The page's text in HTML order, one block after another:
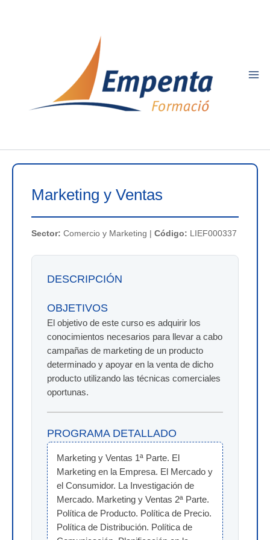
Marketing y Ventas
Sector: Comercio y Marketing | Código: LIEF000337
DESCRIPCIÓN
OBJETIVOS
El objetivo de este curso es adquirir los
conocimientos necesarios para llevar a cabo
campañas de marketing de un producto
determinado y apoyar en la venta de dicho
producto utilizando las técnicas comerciales
oportunas.
PROGRAMA DETALLADO
Marketing y Ventas 1ª Parte. El
Marketing en la Empresa. El Mercado y
el Consumidor. La Investigación de
Mercado. Marketing y Ventas 2ª Parte.
Política de Producto. Política de Precio.
Política de Distribución. Política de